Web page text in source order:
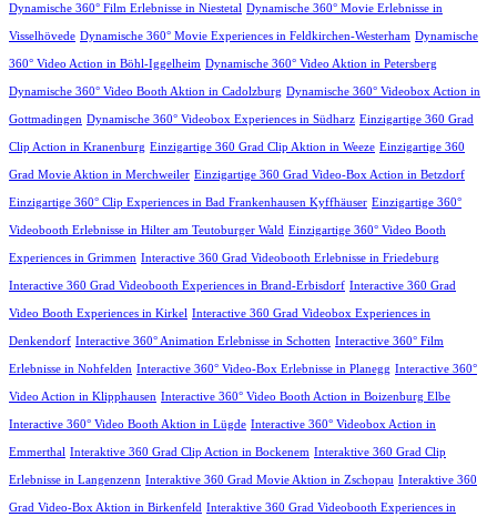
Dynamische 360° Film Erlebnisse in Niestetal Dynamische 360° Movie Erlebnisse in
Visselhövede Dynamische 360° Movie Experiences in Feldkirchen-Westerham Dynamische
360° Video Action in Böhl-Iggelheim Dynamische 360° Video Aktion in Petersberg
Dynamische 360° Video Booth Aktion in Cadolzburg Dynamische 360° Videobox Action in
Gottmadingen Dynamische 360° Videobox Experiences in Südharz Einzigartige 360 Grad
Clip Action in Kranenburg Einzigartige 360 Grad Clip Aktion in Weeze Einzigartige 360
Grad Movie Aktion in Merchweiler Einzigartige 360 Grad Video-Box Action in Betzdorf
Einzigartige 360° Clip Experiences in Bad Frankenhausen Kyffhäuser Einzigartige 360°
Videobooth Erlebnisse in Hilter am Teutoburger Wald Einzigartige 360° Video Booth
Experiences in Grimmen Interactive 360 Grad Videobooth Erlebnisse in Friedeburg
Interactive 360 Grad Videobooth Experiences in Brand-Erbisdorf Interactive 360 Grad
Video Booth Experiences in Kirkel Interactive 360 Grad Videobox Experiences in
Denkendorf Interactive 360° Animation Erlebnisse in Schotten Interactive 360° Film
Erlebnisse in Nohfelden Interactive 360° Video-Box Erlebnisse in Planegg Interactive 360°
Video Action in Klipphausen Interactive 360° Video Booth Action in Boizenburg Elbe
Interactive 360° Video Booth Aktion in Lügde Interactive 360° Videobox Action in
Emmerthal Interaktive 360 Grad Clip Action in Bockenem Interaktive 360 Grad Clip
Erlebnisse in Langenzenn Interaktive 360 Grad Movie Aktion in Zschopau Interaktive 360
Grad Video-Box Aktion in Birkenfeld Interaktive 360 Grad Videobooth Experiences in